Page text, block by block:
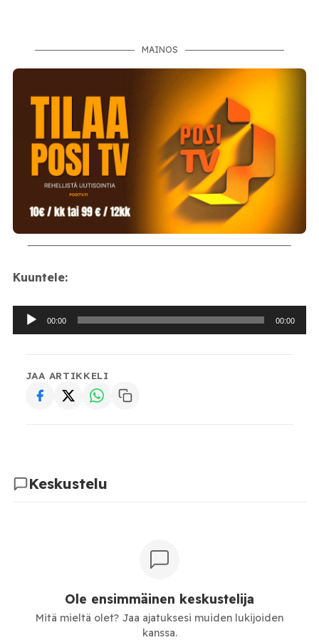
MAINOS
Kuuntele:
Äänitoistin
00:00 00:00
JAA ARTIKKELI
Keskustelu
Ole ensimmäinen keskustelija
Mitä mieltä olet? Jaa ajatuksesi muiden lukijoiden
kanssa.